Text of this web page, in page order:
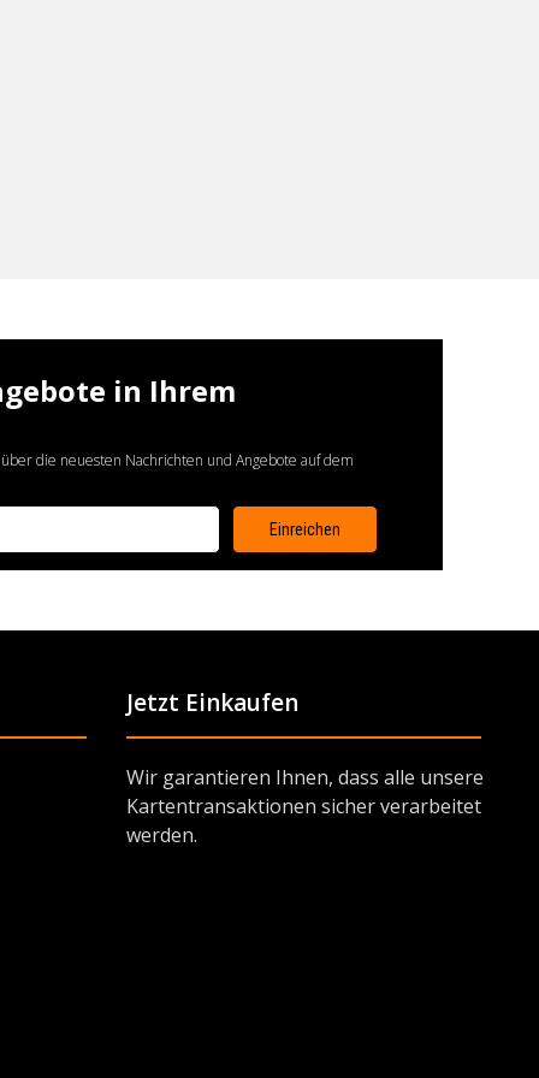
in Ihrem
die neuesten Nachrichten und Angebote auf dem
Jetzt Einkaufen
Wir garantieren Ihnen, dass alle unsere
Kartentransaktionen sicher verarbeitet
werden.